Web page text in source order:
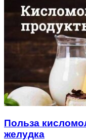
Польза
желудка